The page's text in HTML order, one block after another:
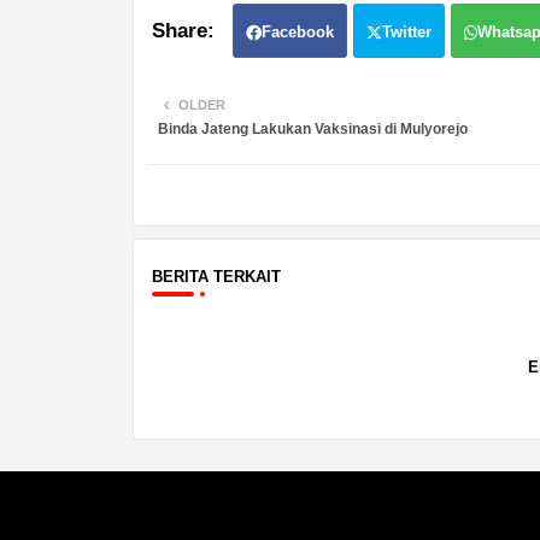
Facebook Twitter
OLDER
Binda Jateng Lakukan Vaksinasi di Mulyorejo
BERITA TERKAIT